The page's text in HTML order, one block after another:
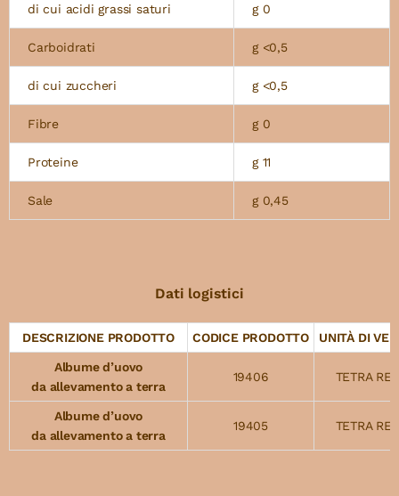
di cui acidi grassi saturi g 0
Carboidrati g <0,5
di cui zuccheri g <0,5
Fibre g 0
Proteine g 11
Sale g 0,45
Dati logistici
DESCRIZIONE PRODOTTO CODICE PRODOTTO UNITÀ DI
Albume d’uovo
da allevamento a terra
19406 TETRA
Albume d’uovo
da allevamento a terra
19405 TETRA